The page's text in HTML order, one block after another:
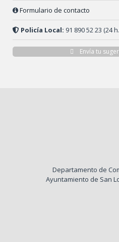
Formulario de contacto
Policía Local: 91 890 52 23 (24
Envía tu
Departamento de
Ayuntamiento de San